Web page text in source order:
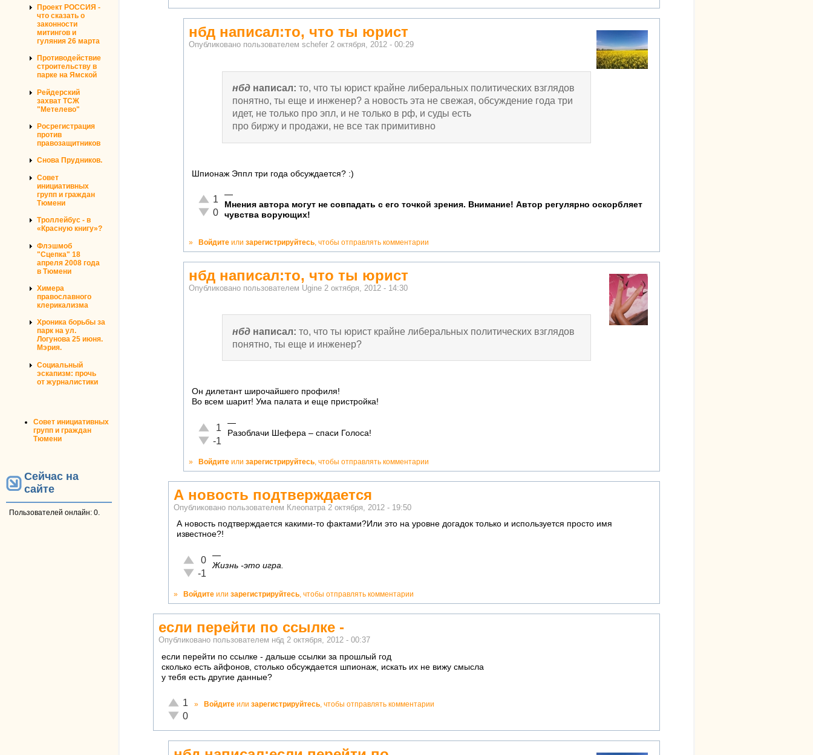
Проект РОССИЯ -
что сказать о
законности
митингов и
гуляния 26 марта
Противодействие
строительству в
парке на Ямской
Рейдерский
захват ТСЖ
"Метелево"
Росрегистрация
против
правозащитников
Снова Прудников.
Совет
инициативных
групп и граждан
Тюмени
Троллейбус - в
«Красную книгу»?
Флэшмоб
"Сцепка" 18
апреля 2008 года
в Тюмени
Химера
православного
клерикализма
Хроника борьбы за
парк на ул.
Логунова 25 июня.
Мэрия.
Социальный
эскапизм: прочь
от журналистики
Совет инициативных
групп и граждан
Тюмени
Сейчас на
сайте
Пользователей онлайн: 0.
нбд написал:то, что ты юрист
Опубликовано пользователем schefer 2 октября, 2012 - 00:29
нбд написал:то, что ты юрист крайне либеральных политических взглядов
понятно, ты еще и инженер? а новость эта не свежая, обсуждение года три
идет, не только про эпл, и не только в рф, и суды есть
про биржу и продажи, не все так примитивно
Шпионаж Эппл три года обсуждается? :)
Отлично!
1
Неадекватно!
0
—
Мнения автора могут не совпадать с его точкой зрения. Внимание! Автор регулярно оскорбляет
чувства ворующих!
» Войдите или зарегистрируйтесь , чтобы отправлять комментарии
нбд написал:то, что ты юрист
Опубликовано пользователем Ugine 2 октября, 2012 - 14:30
нбд написал:то, что ты юрист крайне либеральных политических взглядов
понятно, ты еще и инженер?
Он дилетант широчайшего профиля!
Во всем шарит! Ума палата и еще пристройка!
Отлично!
1
Неадекватно!
-1
—
Разоблачи Шефера – спаси Голоса!
» Войдите или зарегистрируйтесь , чтобы отправлять комментарии
А новость подтверждается
Опубликовано пользователем Клеопатра 2 октября, 2012 - 19:50
А новость подтверждается какими-то фактами?Или это на уровне догадок только и используется просто имя
известное?!
Отлично!
0
Неадекватно!
-1
—
Жизнь -это игра.
» Войдите или зарегистрируйтесь, чтобы отправлять комментарии
если перейти по ссылке -
Опубликовано пользователем нбд 2 октября, 2012 - 00:37
если перейти по ссылке - дальше ссылки за прошлый год
сколько есть айфонов, столько обсуждается шпионаж, искать их не вижу смысла
у тебя есть другие данные?
Отлично!
1
Неадекватно!
0
» Войдите или зарегистрируйтесь, чтобы отправлять комментарии